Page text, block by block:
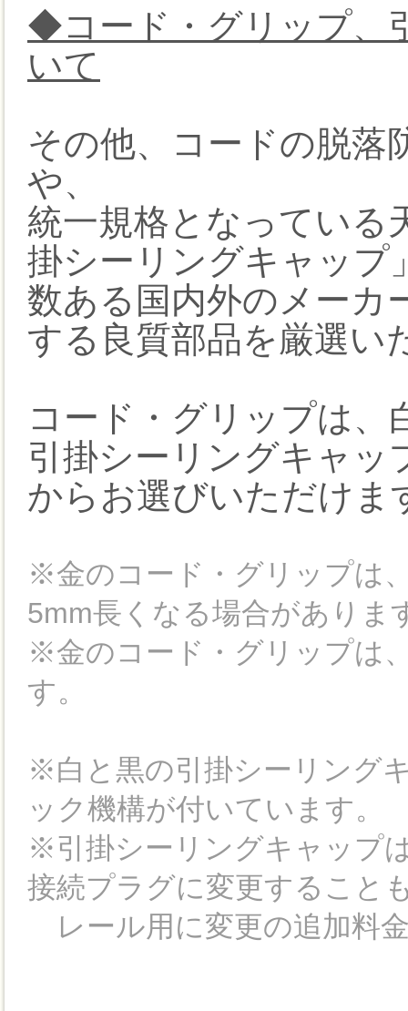
◆コード・グリップ、
いて
その他、コードの脱落
や、
統一規格となっている
掛シーリングキャップ
数ある国内外のメーカ
する良質部品を厳選い
コード・グリップは、
引掛シーリングキャッ
からお選びいただけま
※金のコード・グリップは
5mm長くなる場合がありま
※金のコード・グリップは
す。
※白と黒の引掛シーリング
ック機構が付いています。
※引掛シーリングキャップ
接続プラグに変更すること
レール用に変更の追加料